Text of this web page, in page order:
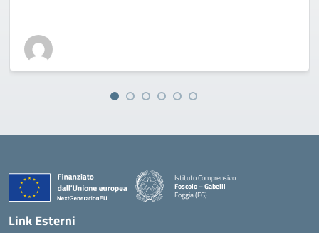
Istituto Comprensivo
Foscolo – Gabelli
Foggia (FG)
— Visita la pagina iniziale della scuola
Link Esterni